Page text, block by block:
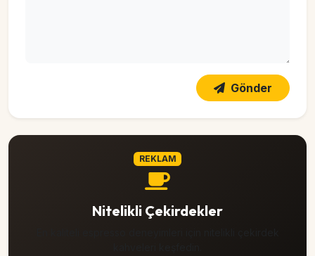
Gönder
REKLAM
Nitelikli Çekirdekler